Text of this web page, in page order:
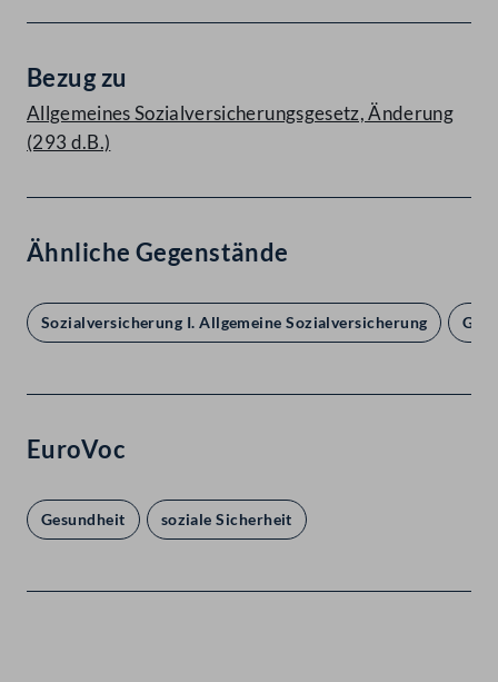
Bezug zu
Allgemeines Sozialversicherungsgesetz, Änderung
(293 d.B.)
Ähnliche Gegenstände
Sozialversicherung I. Allgemeine Sozialversicherung
EuroVoc
Gesundheit soziale Sicherheit